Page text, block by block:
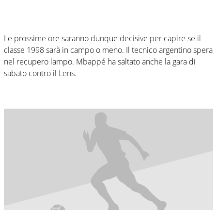
Le prossime ore saranno dunque decisive per capire se il
classe 1998 sarà in campo o meno. Il tecnico argentino spera
nel recupero lampo. Mbappé ha saltato anche la gara di
sabato contro il Lens.